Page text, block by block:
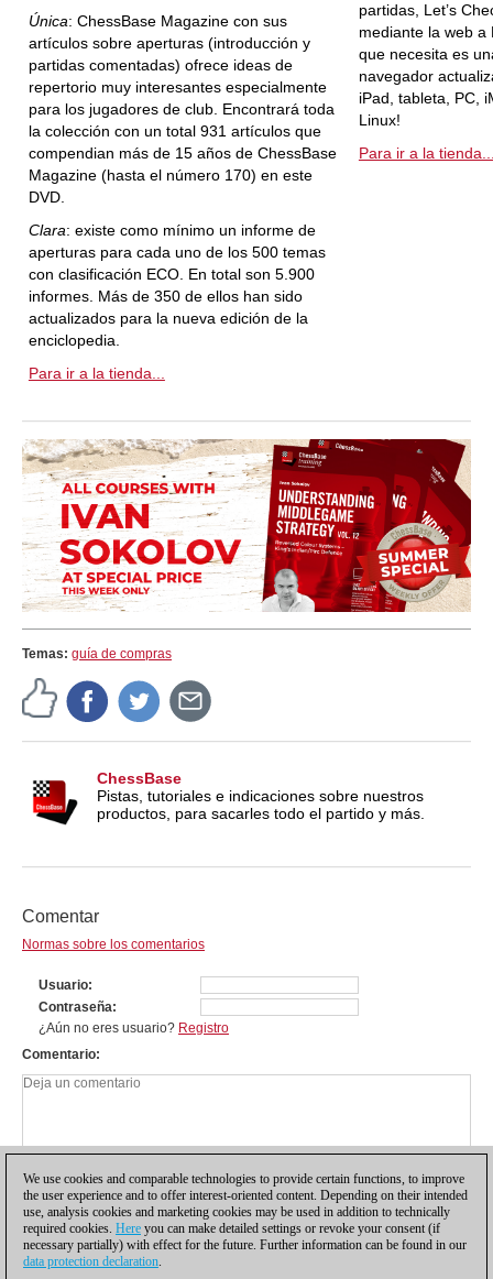
Única: ChessBase Magazine con sus
artículos sobre aperturas (introducción y
partidas comentadas) ofrece ideas de
repertorio muy interesantes especialmente
para los jugadores de club. Encontrará toda
la colección con un total 931 artículos que
compendian más de 15 años de ChessBase
Magazine (hasta el número 170) en este
DVD.
Clara: existe como mínimo un informe de
aperturas para cada uno de los 500 temas
con clasificación ECO. En total son 5.900
informes. Más de 350 de ellos han sido
actualizados para la nueva edición de la
enciclopedia.
Para ir a la tienda...
partidas, Let’s
mediante la web a
que necesita es
navegador
iPad, tableta, PC,
Linux!
Para ir a la
Temas: guía de compras
ChessBase
Pistas, tutoriales e indicaciones sobre nuestros
productos, para sacarles todo el partido y más.
Comentar
Normas sobre los comentarios
Usuario
Contraseña
¿Aún no eres usuario? Registro
Comentario
We use cookies and comparable technologies to provide certain functions, to improve
the user experience and to offer interest-oriented content. Depending on their intended
use, analysis cookies and marketing cookies may be used in addition to technically
required cookies. Here you can make detailed settings or revoke your consent (if
necessary partially) with effect for the future. Further information can be found in our
data protection declaration.